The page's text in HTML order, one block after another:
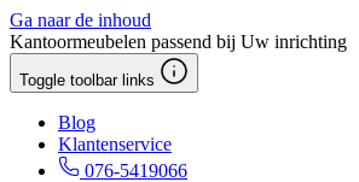
Ga naar de inhoud
Kantoormeubelen passend bij Uw inrichting
Toggle toolbar links
Blog
Klantenservice
076-5419066